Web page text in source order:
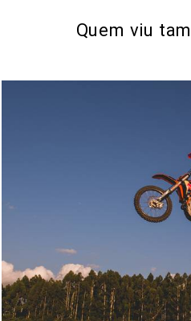
Quem viu